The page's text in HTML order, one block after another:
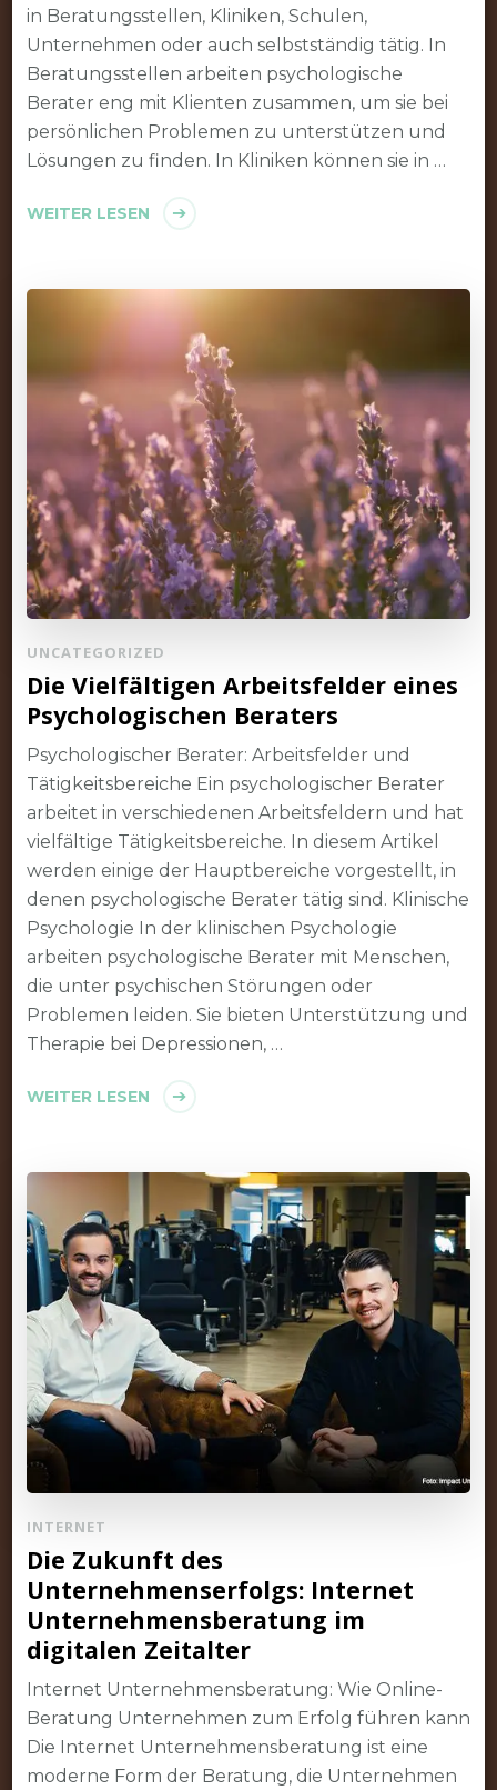
in Beratungsstellen, Kliniken, Schulen,
Unternehmen oder auch selbstständig tätig. In
Beratungsstellen arbeiten psychologische
Berater eng mit Klienten zusammen, um sie bei
persönlichen Problemen zu unterstützen und
Lösungen zu finden. In Kliniken können sie in …
WEITER LESEN
UNCATEGORIZED
Die Vielfältigen Arbeitsfelder eines
Psychologischen Beraters
Psychologischer Berater: Arbeitsfelder und
Tätigkeitsbereiche Ein psychologischer Berater
arbeitet in verschiedenen Arbeitsfeldern und hat
vielfältige Tätigkeitsbereiche. In diesem Artikel
werden einige der Hauptbereiche vorgestellt, in
denen psychologische Berater tätig sind. Klinische
Psychologie In der klinischen Psychologie
arbeiten psychologische Berater mit Menschen,
die unter psychischen Störungen oder
Problemen leiden. Sie bieten Unterstützung und
Therapie bei Depressionen, …
WEITER LESEN
INTERNET
Die Zukunft des
Unternehmenserfolgs: Internet
Unternehmensberatung im
digitalen Zeitalter
Internet Unternehmensberatung: Wie Online-
Beratung Unternehmen zum Erfolg führen kann
Die Internet Unternehmensberatung ist eine
moderne Form der Beratung, die Unternehmen